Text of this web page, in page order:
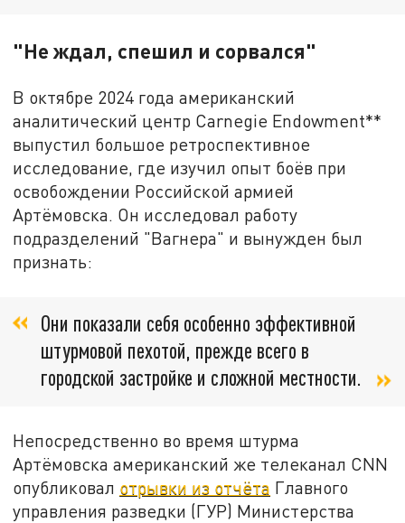
"Не ждал, спешил и сорвался"
В октябре 2024 года американский
аналитический центр Carnegie Endowment**
выпустил большое ретроспективное
исследование, где изучил опыт боёв при
освобождении Российской армией
Артёмовска. Он исследовал работу
подразделений "Вагнера" и вынужден был
признать:
Они показали себя особенно эффективной
штурмовой пехотой, прежде всего в
городской застройке и сложной местности.
Непосредственно во время штурма
Артёмовска американский же телеканал CNN
опубликовал отрывки из отчёта Главного
управления разведки (ГУР) Министерства